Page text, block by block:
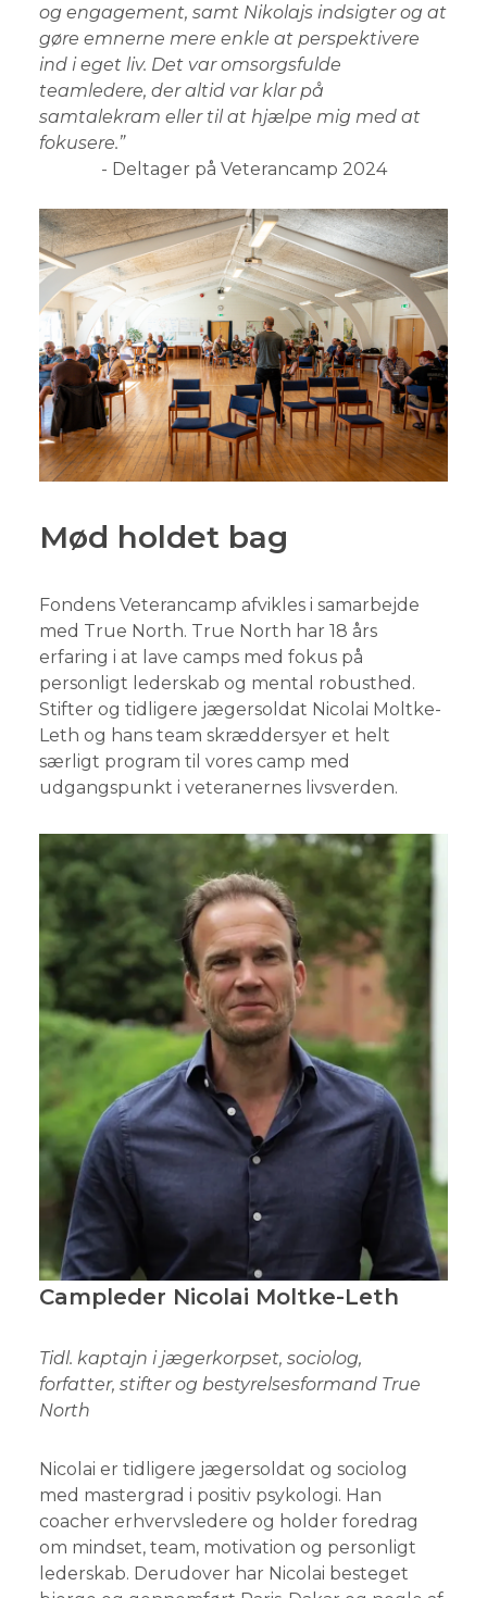
og engagement, samt Nikolajs indsigter og at
gøre emnerne mere enkle at perspektivere
ind i eget liv. Det var omsorgsfulde
teamledere, der altid var klar på
samtalekram eller til at hjælpe mig med at
fokusere.”
- Deltager på Veterancamp 2024
Mød holdet bag
Fondens Veterancamp afvikles i samarbejde
med True North. True North har 18 års
erfaring i at lave camps med fokus på
personligt lederskab og mental robusthed.
Stifter og tidligere jægersoldat Nicolai Moltke-
Leth og hans team skræddersyer et helt
særligt program til vores camp med
udgangspunkt i veteranernes livsverden.
Campleder Nicolai Moltke-Leth
Tidl. kaptajn i jægerkorpset, sociolog,
forfatter, stifter og bestyrelsesformand True
North
Nicolai er tidligere jægersoldat og sociolog
med mastergrad i positiv psykologi. Han
coacher erhvervsledere og holder foredrag
om mindset, team, motivation og personligt
lederskab. Derudover har Nicolai besteget